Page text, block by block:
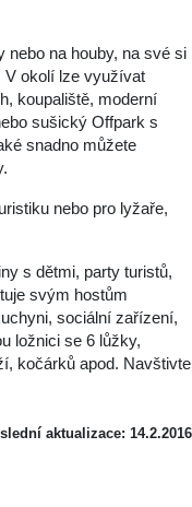
nebo na houby, na své si
V okolí lze využívat
koupaliště, moderní
sušický Offpark s
snadno můžete
nebo pro lyžaře,
s dětmi, party turistů,
svým hostům
sociální zařízení,
ložnici se 6 lůžky,
kočárků apod. Navštivte
aktualizace: 14.2.2016